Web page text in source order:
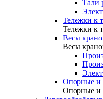
Тали
Тележки к
Тележки к
Весы
Весы
Опорные и
Опорные и